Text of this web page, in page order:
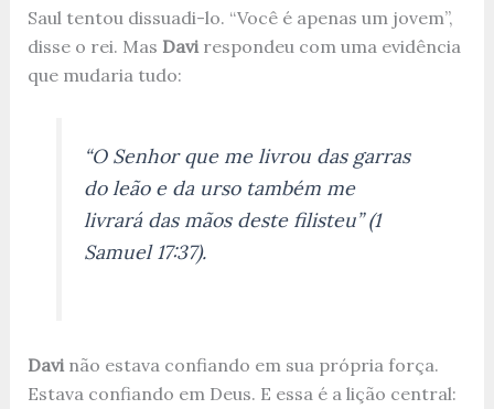
Saul tentou dissuadi-lo. “Você é apenas um jovem”,
disse o rei. Mas Davirespondeu com uma evidência
que mudaria tudo:
“O Senhor que me livrou das garras
do leão e da urso também me
livrará das mãos deste filisteu” (1
Samuel 17:37).
Davinão estava confiando em sua própria força.
Estava confiando em Deus. E essa é a lição central: